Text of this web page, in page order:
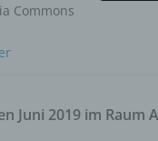
Commons
Juni 2019 im Raum